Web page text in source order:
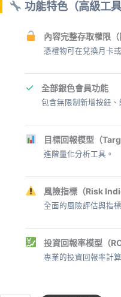
功能特色（高級工具
內容完整存取權限（
憑禮物可在兌換月卡
✓ 全部銀色會員功能
包含無限制新增按鈕
目標回報模型（
進階量化分析工具。
風險指標（Risk
全面的風險評估與指
投資回報率模型（
專業的投資回報率計